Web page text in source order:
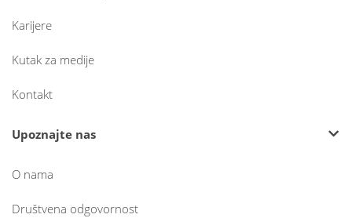
Karijere
Kutak za medije
Kontakt
Upoznajte nas
O nama
Društvena odgovornost